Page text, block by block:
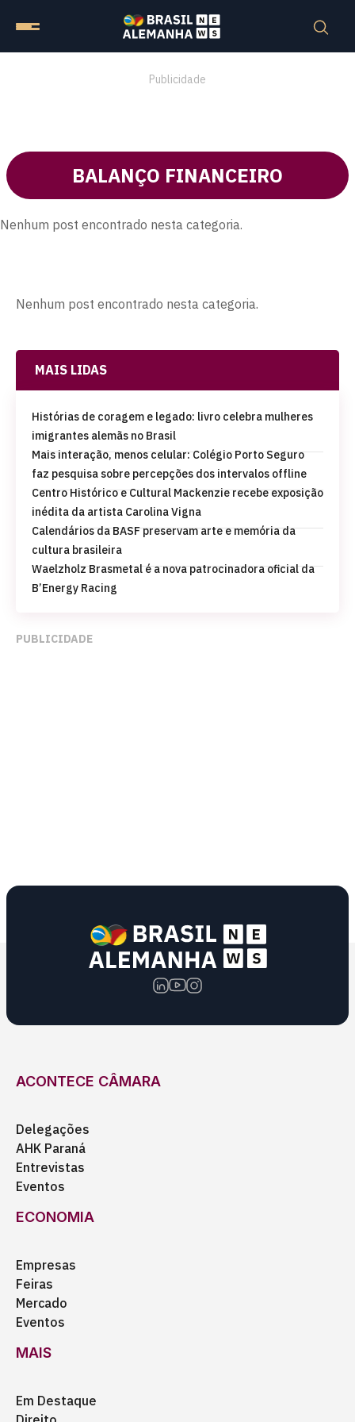
Publicidade
BALANÇO FINANCEIRO
Nenhum post encontrado nesta categoria.
Nenhum post encontrado nesta categoria.
MAIS LIDAS
Histórias de coragem e legado: livro celebra mulheres
imigrantes alemãs no Brasil
Mais interação, menos celular: Colégio Porto Seguro
faz pesquisa sobre percepções dos intervalos offline
Centro Histórico e Cultural Mackenzie recebe exposição
inédita da artista Carolina Vigna
Calendários da BASF preservam arte e memória da
cultura brasileira
Waelzholz Brasmetal é a nova patrocinadora oficial da
B’Energy Racing
PUBLICIDADE
ACONTECE CÂMARA
Delegações
AHK Paraná
Entrevistas
Eventos
ECONOMIA
Empresas
Feiras
Mercado
Eventos
MAIS
Em Destaque